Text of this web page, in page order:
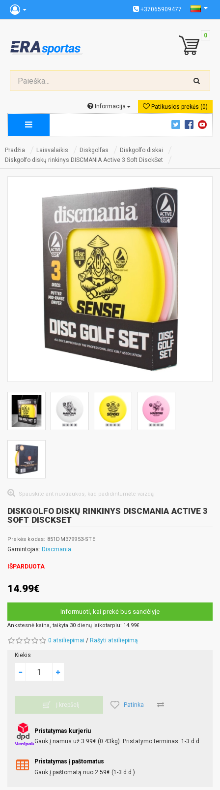
+37065909477
0
Patikusios prekės (0)
Informacija
Pradžia Laisvalaikis Diskgolfas
Diskgolfo diskai
Diskgolfo diskų rinkinys DISCMANIA Active 3 Soft DisckSet
Spauskite ant nuotraukos, kad padidintumėte vaizdą
DISKGOLFO DISKŲ RINKINYS DISCMANIA ACTIVE 3
SOFT DISCKSET
Prekės kodas: 851DM379953-STE
Gamintojas: Discmania
IŠPARDUOTA
14.99€
Informuoti, kai prekė bus sandėlyje
Ankstesnė kaina, taikyta 30 dienų laikotarpiu: 14.99€
0 atsiliepimai / Rašyti atsiliepimą
Kiekis
Į krepšelį Patinka
Pristatymas kurjeriu
Gauk į namus už 3.99€ (0.43kg). Pristatymo terminas: 1-3 d.d.
Pristatymas į paštomatus
Gauk į paštomatą nuo 2.59€ (1-3 d.d.)